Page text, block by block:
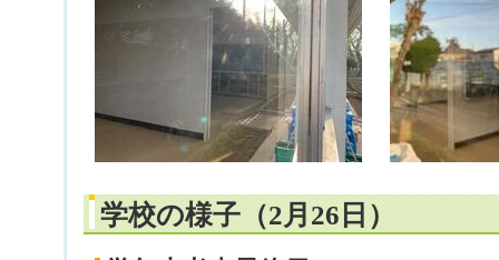
学校の様子（2月26日）